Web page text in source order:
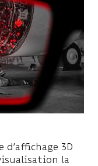
d’affichage 3D
la